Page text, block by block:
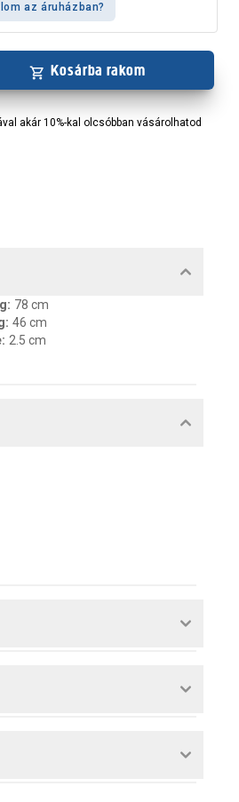
az áruházban?
Kosárba rakom
akár 10%-kal olcsóbban vásárolhatod
: 78 cm
: 46 cm
: 2.5 cm